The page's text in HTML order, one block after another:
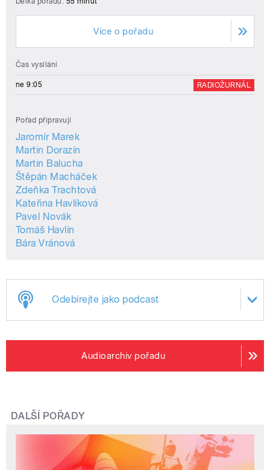
Více o pořadu
Čas vysílání
ne 9:05 RADIOŽURNÁL
Pořad připravují
Jaromír Marek
Martin Dorazín
Martin Balucha
Štěpán Macháček
Zdeňka Trachtová
Kateřina Havlíková
Pavel Novák
Tomáš Havlín
Bára Vránová
Odebírejte jako podcast
Audioarchiv pořadu
DALŠÍ POŘADY